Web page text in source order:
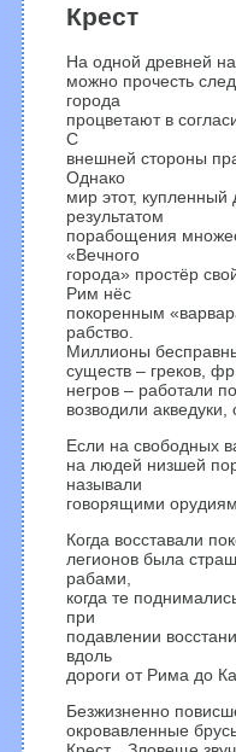
Крест
На одной древней
можно прочесть
города
процветают в
С
внешней стороны
Однако
мир этот,
результатом
порабощения
«Вечного
города» простёр
Рим нёс
покоренным
рабство.
Миллионы
существ – греков,
негров – работали
возводили
Если на свободных
на людей низшей
называли
говорящими
Когда восставали
легионов была
рабами,
когда те
при
подавлении
вдоль
дороги от Рима до
Безжизненно
окровавленные